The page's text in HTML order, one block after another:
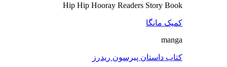
Hip Hip Hooray Readers Story Book
کمیک مانگا
manga
کتاب داستان پیرسون ریدرز